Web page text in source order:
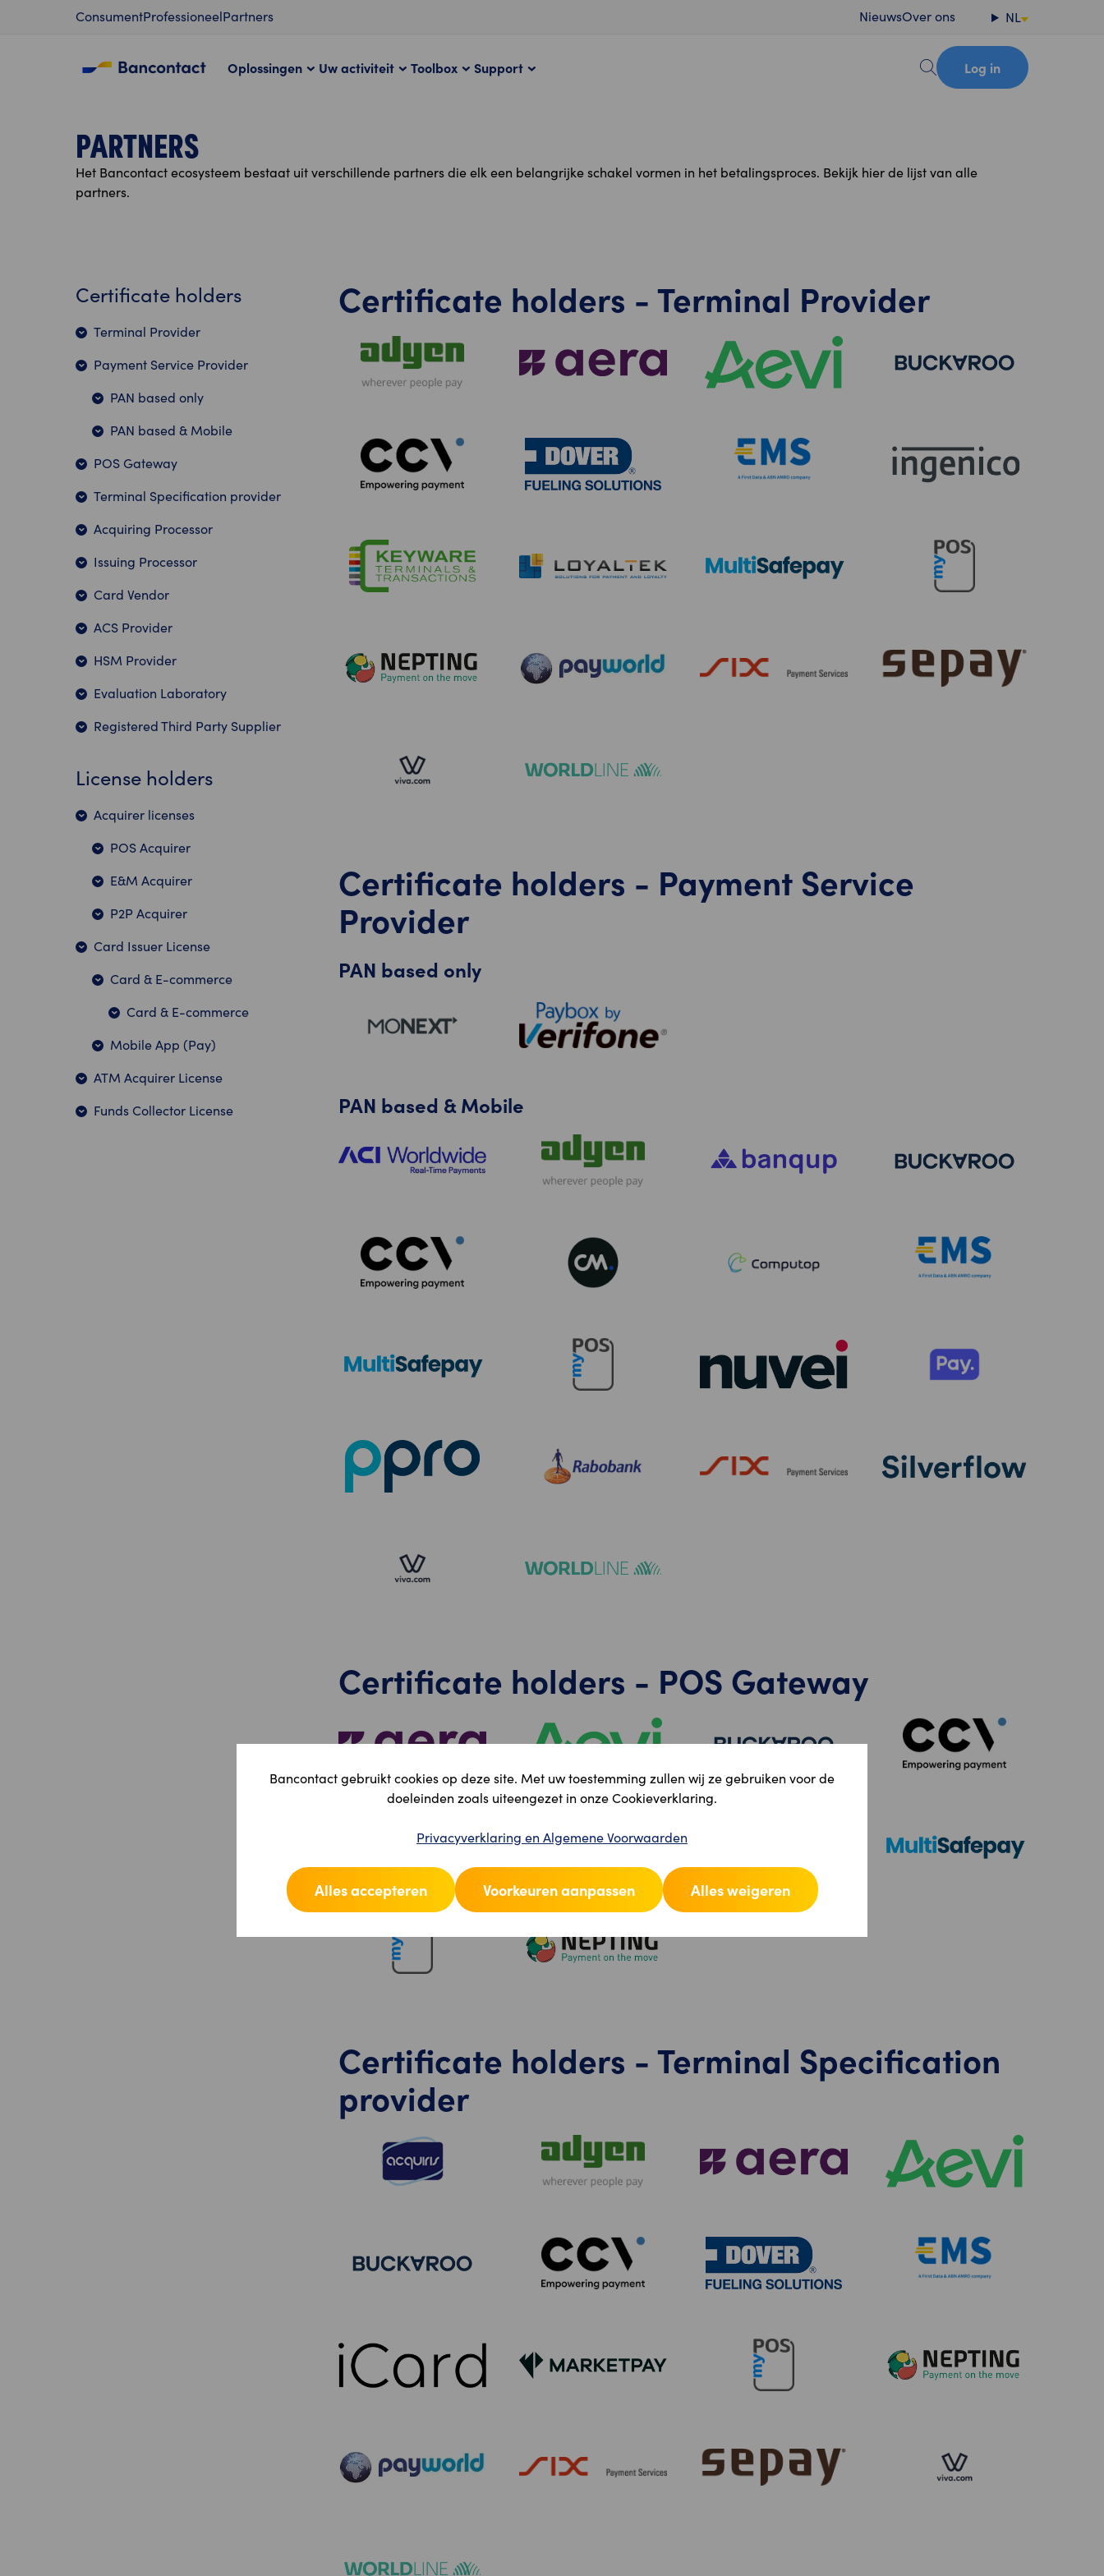
Bancontact gebruikt cookies op deze site. Met uw toestemming zullen wij ze gebruiken voor de
doeleinden zoals uiteengezet in onze Cookieverklaring.
Privacyverklaring en Algemene Voorwaarden
Alles accepteren Voorkeuren aanpassen Alles weigeren
Content
ConsumentProfessioneelPartners NieuwsOver ons NL
Log in
Oplossingen Uw activiteit Toolbox Support
PARTNERS
Het Bancontact ecosysteem bestaat uit verschillende partners die elk een belangrijke schakel vormen in het betalingsproces. Bekijk hier de lijst van alle
partners.
Certificate holders
Terminal Provider
Payment Service Provider
PAN based only
PAN based & Mobile
POS Gateway
Terminal Specification provider
Acquiring Processor
Issuing Processor
Card Vendor
ACS Provider
HSM Provider
Evaluation Laboratory
Registered Third Party Supplier
License holders
Acquirer licenses
POS Acquirer
E&M Acquirer
P2P Acquirer
Card Issuer License
Card & E-commerce
Card & E-commerce
Mobile App (Pay)
ATM Acquirer License
Funds Collector License
Certificate holders - Terminal Provider
Certificate holders - Payment Service
Provider
PAN based only
PAN based & Mobile
Certificate holders - POS Gateway
Certificate holders - Terminal Specification
provider